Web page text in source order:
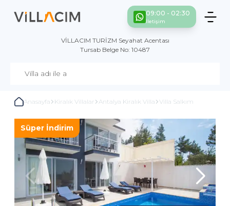
09:00 - 02:30
İletişim
VİLLACIM TURİZM Seyahat Acentası
Tursab Belge No: 10487
Anasayfa Kiralık Villalar Antalya Kiralık Villa Villa Salkım
Süper İndirim